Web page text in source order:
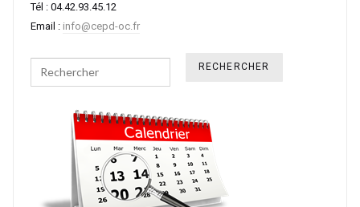
Tél : 04.42.93.45.12
Email : info@cepd-oc.fr
Search